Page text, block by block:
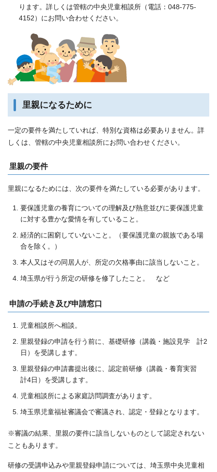
ります。詳しくは管轄の中央児童相談所（電話：048-775-
4152）にお問い合わせください。
里親になるために
一定の要件を満たしていれば、特別な資格は必要ありません。詳
しくは、管轄の中央児童相談所にお問い合わせください。
里親の要件
里親になるためには、次の要件を満たしている必要があります。
要保護児童の養育についての理解及び熱意並びに要保護児童
に対する豊かな愛情を有していること。
経済的に困窮していないこと。（要保護児童の親族である場
合を除く。）
本人又はその同居人が、所定の欠格事由に該当しないこと。
埼玉県が行う所定の研修を修了したこと。 など
申請の手続き及び申請窓口
児童相談所へ相談。
里親登録の申請を行う前に、基礎研修（講義・施設見学 計2
日）を受講します。
里親登録の申請書提出後に、認定前研修（講義・養育実習
計4日）を受講します。
児童相談所による家庭訪問調査があります。
埼玉県児童福祉審議会で審議され、認定・登録となります。
※審議の結果、里親の要件に該当しないものとして認定されない
こともあります。
研修の受講申込みや里親登録申請については、埼玉県中央児童相